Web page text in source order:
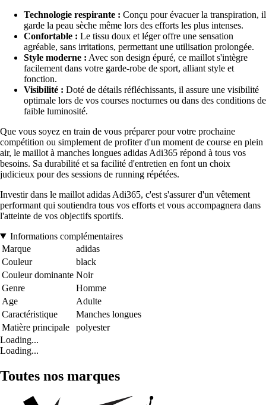
Technologie respirante : Conçu pour évacuer la transpiration, il
garde la peau sèche même lors des efforts les plus intenses.
Confortable : Le tissu doux et léger offre une sensation
agréable, sans irritations, permettant une utilisation prolongée.
Style moderne : Avec son design épuré, ce maillot s'intègre
facilement dans votre garde-robe de sport, alliant style et
fonction.
Visibilité : Doté de détails réfléchissants, il assure une visibilité
optimale lors de vos courses nocturnes ou dans des conditions de
faible luminosité.
Que vous soyez en train de vous préparer pour votre prochaine
compétition ou simplement de profiter d'un moment de course en plein
air, le maillot à manches longues adidas Adi365 répond à tous vos
besoins. Sa durabilité et sa facilité d'entretien en font un choix
judicieux pour des sessions de running répétées.
Investir dans le maillot adidas Adi365, c'est s'assurer d'un vêtement
performant qui soutiendra tous vos efforts et vous accompagnera dans
l'atteinte de vos objectifs sportifs.
Informations complémentaires
Marque
adidas
Couleur
black
Couleur dominante Noir
Genre
Homme
Age
Adulte
Caractéristique
Manches longues
Matière principale
polyester
Loading...
Loading...
Toutes nos marques